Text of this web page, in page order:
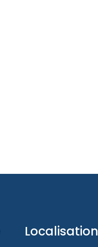
Localisation